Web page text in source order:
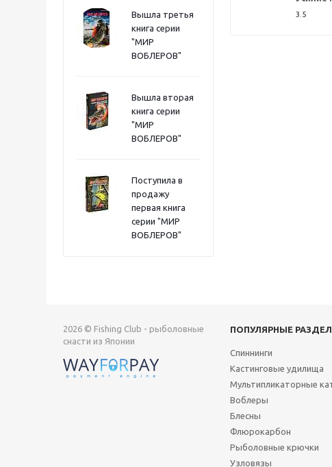
Вышла третья
книга серии
"МИР
ВОБЛЕРОВ"
Вышла вторая
книга серии
"МИР
ВОБЛЕРОВ"
Поступила в
продажу
первая книга
серии "МИР
ВОБЛЕРОВ"
3.5
2026 © Fishing Club - рыболовные
снасти из Японии
ПОПУЛЯРНЫЕ
Спиннинги
Кастинговые удилища
Мультипликаторные
Воблеры
Блесны
Флюрокарбон
Рыболовные крючки
Узловязы